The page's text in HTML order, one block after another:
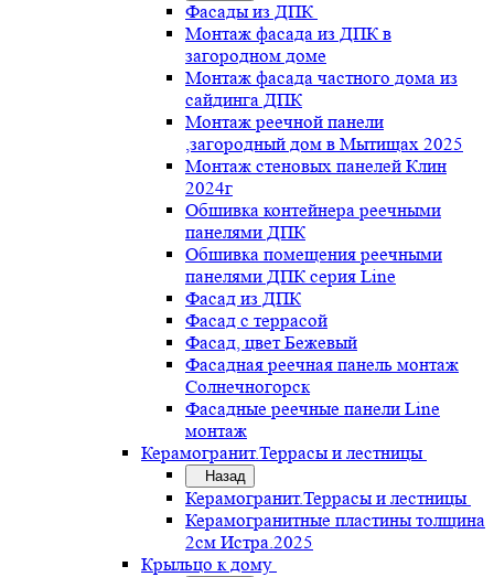
Фасады из ДПК
Монтаж фасада из ДПК в
загородном доме
Монтаж фасада частного дома из
сайдинга ДПК
Монтаж реечной панели
,загородный дом в Мытищах 2025
Монтаж стеновых панелей Клин
2024г
Обшивка контейнера реечными
панелями ДПК
Обшивка помещения реечными
панелями ДПК серия Line
Фасад из ДПК
Фасад с террасой
Фасад, цвет Бежевый
Фасадная реечная панель монтаж
Солнечногорск
Фасадные реечные панели Line
монтаж
Керамогранит.Террасы и лестницы
Назад
Керамогранит.Террасы и лестницы
Керамогранитные пластины толщина
2см Истра.2025
Крыльцо к дому